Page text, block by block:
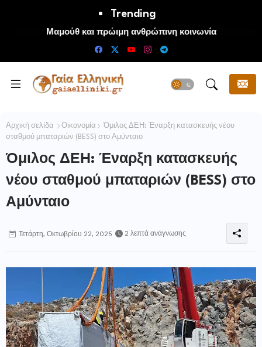
Trending
Μαμούθ και πρώιμη ανθρώπινη κοινωνία
Αρχική σελίδα Οικονομία
Όμιλος ΔΕΗ: Έναρξη κατασκευής νέου
σταθμού μπαταριών (BESS) στο Αμύνταιο
Όμιλος ΔΕΗ: Έναρξη κατασκευής
νέου σταθμού μπαταριών (BESS) στο
Αμύνταιο
Τετάρτη, Οκτωβρίου 22, 2025 2 λεπτά ανάγνωσης